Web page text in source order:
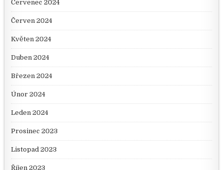
Červenec 2024
Červen 2024
Květen 2024
Duben 2024
Březen 2024
Únor 2024
Leden 2024
Prosinec 2023
Listopad 2023
Říjen 2023